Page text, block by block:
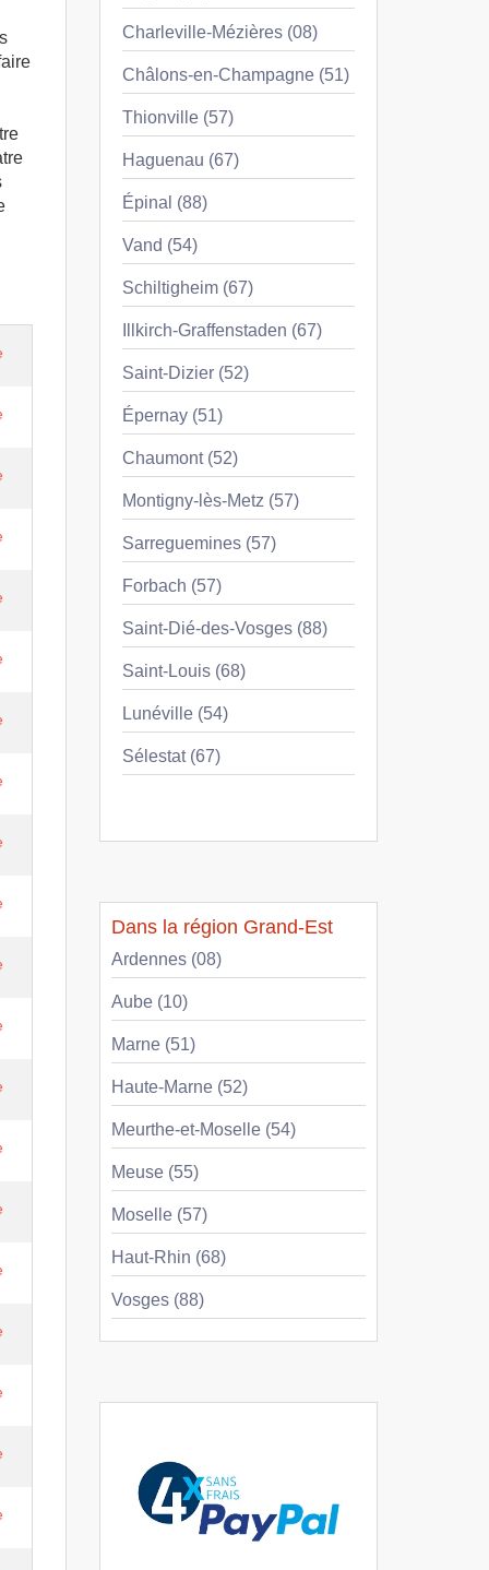
Charleville-Mézières (08)
Châlons-en-Champagne (51)
Thionville (57)
Haguenau (67)
Épinal (88)
Vand (54)
Schiltigheim (67)
Illkirch-Graffenstaden (67)
Saint-Dizier (52)
Épernay (51)
Chaumont (52)
Montigny-lès-Metz (57)
Sarreguemines (57)
Forbach (57)
Saint-Dié-des-Vosges (88)
Saint-Louis (68)
Lunéville (54)
Sélestat (67)
Dans la région Grand-Est
Ardennes (08)
Aube (10)
Marne (51)
Haute-Marne (52)
Meurthe-et-Moselle (54)
Meuse (55)
Moselle (57)
Haut-Rhin (68)
Vosges (88)